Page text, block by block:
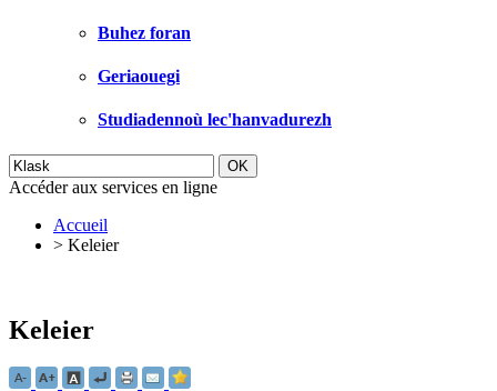
Buhez foran
Geriaouegi
Studiadennoù lec'hanvadurezh
Accéder aux services en ligne
Accueil
> Keleier
Keleier